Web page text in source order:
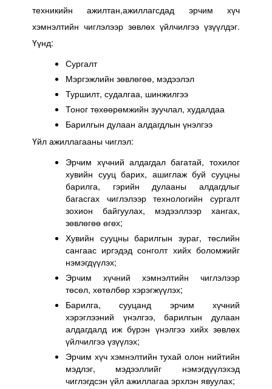
техникийн ажилтан,ажиллагсдад эрчим хүч
хэмнэлтийн чиглэлээр зөвлөх үйлчилгээ үзүүлдэг.
Үүнд:
Сургалт
Мэргэжлийн зөвлөгөө, мэдээлэл
Туршилт, судалгаа, шинжилгээ
Тоног төхөөрөмжийн зуучлал, худалдаа
Барилгын дулаан алдагдлын үнэлгээ
Үйл ажиллагааны чиглэл:
Эрчим хүчний алдагдал багатай, тохилог
хувийн сууц барих, ашиглаж буй сууцны
барилга, гэрийн дулааны алдагдлыг
багасгах чиглэлээр технологийн сургалт
зохион байгуулах, мэдээллээр хангах,
зөвлөгөө өгөх;
Хувийн сууцны барилгын зураг, төслийн
сангаас иргэдэд сонголт хийх боломжийг
нэмэгдүүлэх;
Эрчим хүчний хэмнэлтийн чиглэлээр
төсөл, хөтөлбөр хэрэгжүүлэх;
Барилга, сууцанд эрчим хүчний
хэрэглээний үнэлгээ, барилгын дулаан
алдагдалд иж бүрэн үнэлгээ хийх зөвлөх
үйлчилгээ үзүүлэх;
Эрчим хүч хэмнэлтийн тухай олон нийтийн
мэдлэг, мэдээллийг нэмэгдүүлэхэд
чиглэгдсэн үйл ажиллагаа эрхлэн явуулах;